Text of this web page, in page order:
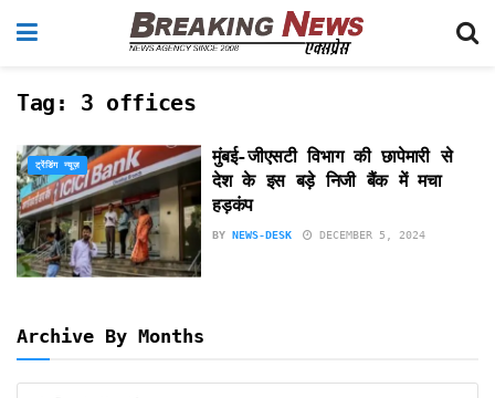
Tag: 3 offices
ट्रेंडिंग न्यूज़
मुंबई-जीएसटी विभाग की छापेमारी से
देश के इस बड़े निजी बैंक में मचा
हड़कंप
BY NEWS-DESK DECEMBER 5, 2024
Archive By Months